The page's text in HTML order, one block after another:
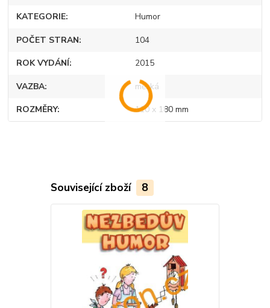
KATEGORIE Humor
POČET STRAN 104
ROK VYDÁNÍ 2015
VAZBA měkká
ROZMĚRY 110 x 180 mm
Související zboží 8